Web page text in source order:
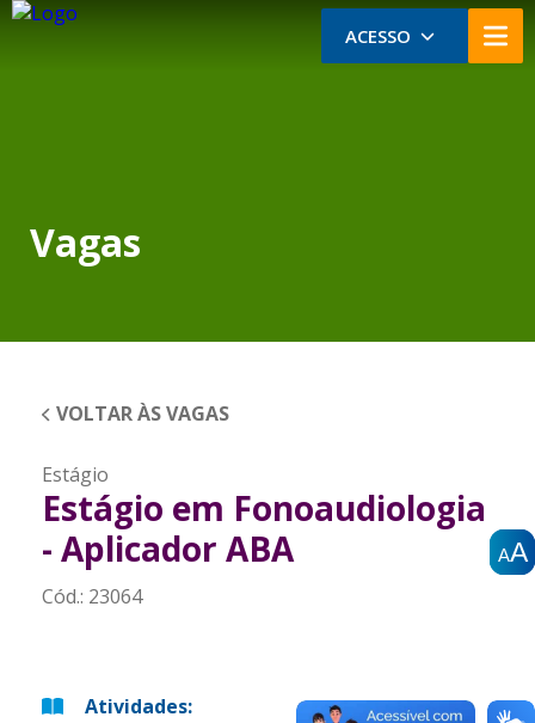
AA
AA
AA
ACESSO
Vagas
VOLTAR ÀS VAGAS
Estágio
Estágio em Fonoaudiologia
- Aplicador ABA
Cód.: 23064
Atividades: